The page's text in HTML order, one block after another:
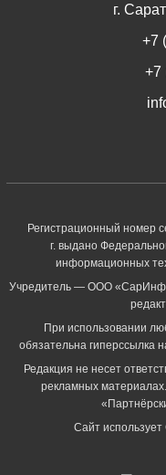
г.
+7
+7
Регистрационный номер
г. выдано
информационных
Учредитель — ООО
При использовании
обязательна гиперссылка
Редакция не несет
рекламных
Сайт